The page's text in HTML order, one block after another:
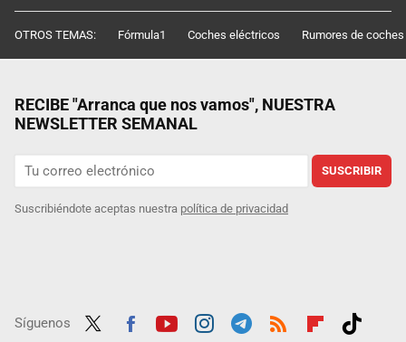
OTROS TEMAS: Fórmula1 Coches eléctricos Rumores de coches
RECIBE "Arranca que nos vamos", NUESTRA
NEWSLETTER SEMANAL
SUSCRIBIR
Suscribiéndote aceptas nuestra política de privacidad
Síguenos